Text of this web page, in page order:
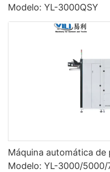
Modelo: YL-3000QSY
Máquina automática de
Modelo: YL-3000/